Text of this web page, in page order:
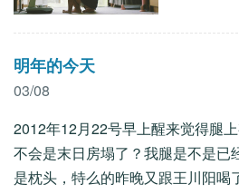
明年的今天
03/08
2012年12月22号早上醒来觉得腿
不会是末日房塌了？我腿是不是已
是枕头，特么的昨晚又跟王川阳喝